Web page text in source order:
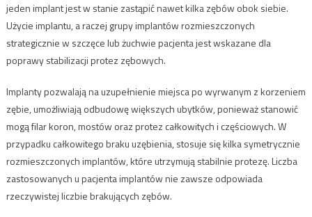
jeden implant jest w stanie zastąpić nawet kilka zębów obok siebie.
Użycie implantu, a raczej grupy implantów rozmieszczonych
strategicznie w szczęce lub żuchwie pacjenta jest wskazane dla
poprawy stabilizacji protez zębowych.
Implanty pozwalają na uzupełnienie miejsca po wyrwanym z korzeniem
zębie, umożliwiają odbudowę większych ubytków, ponieważ stanowić
mogą filar koron, mostów oraz protez całkowitych i częściowych. W
przypadku całkowitego braku uzębienia, stosuje się kilka symetrycznie
rozmieszczonych implantów, które utrzymują stabilnie protezę. Liczba
zastosowanych u pacjenta implantów nie zawsze odpowiada
rzeczywistej liczbie brakujących zębów.